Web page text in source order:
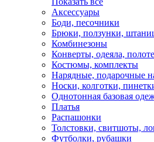
Аксессуары
Боди, песочники
Брюки, ползунки,
Комбинезоны
Конверты, одеяла,
Костюмы, комплекты
Нарядные, подарочные
Носки, колготки,
Однотонная базовая
Платья
Распашонки
Толстовки, свитшоты,
Футболки, рубашки